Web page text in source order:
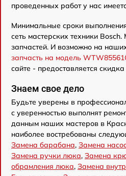
проведенных работ у нас
Минимальные сроки
сеть мастерских техники
запчастей. И возможно на
запчасть на модель
сайте - предоставляется
Знаем свое дело
Будьте уверены в
с уверенностью выполнят
данным наших мастеров в
наиболее востребованы
Замена барабана, Замена
Замена ручки люка, Замена
обрамления люка, Замена